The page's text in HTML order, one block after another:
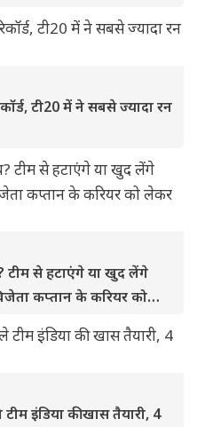
टी20 में ने सबसे ज्यादा रन
टीम से हटाएंगे या खुद लेंगे
कप्तान के करियर को
इंडिया की खास तैयारी, 4